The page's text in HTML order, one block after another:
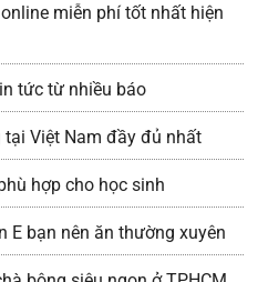
miễn phí tốt nhất hiện
tức từ nhiều báo
Việt Nam đầy đủ nhất
hợp cho học sinh
E bạn nên ăn thường xuyên